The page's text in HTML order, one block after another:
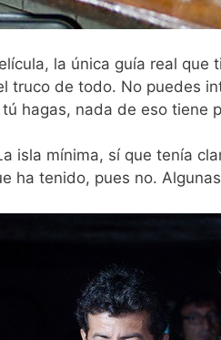
la única guía real
truco de todo. No puedes
hagas, nada de eso tiene
isla mínima, sí que tenía
ha tenido, pues no.